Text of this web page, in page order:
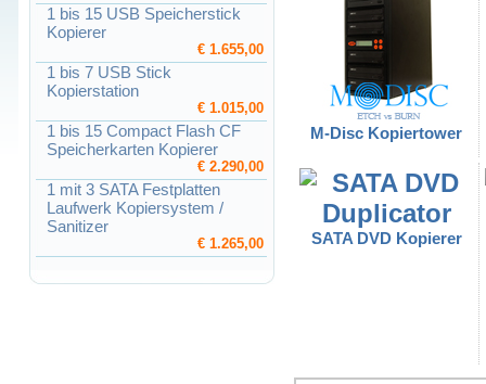
M-Disc Kopiertower
SATA DVD Kopierer
1 bis 15 USB Speicherstick
Kopierer
€ 1.655,00
1 bis 7 USB Stick
Kopierstation
€ 1.015,00
1 bis 15 Compact Flash CF
Speicherkarten Kopierer
€ 2.290,00
1 mit 3 SATA Festplatten
Laufwerk Kopiersystem /
Sanitizer
€ 1.265,00